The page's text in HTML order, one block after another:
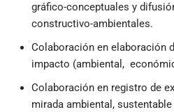
gráfico-conceptuales y
constructivo-ambientales.
Colaboración en elaboración
impacto (ambiental,
Colaboración en registro de
mirada ambiental,